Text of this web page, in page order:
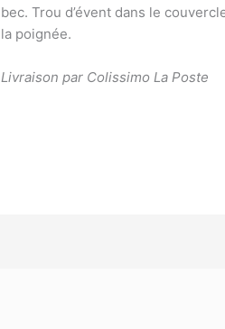
bec. Trou d’évent dans le
la poignée.
Livraison par Colissimo La Poste